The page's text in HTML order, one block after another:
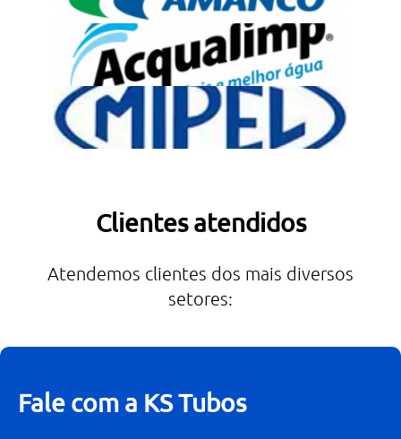
Clientes atendidos
Atendemos clientes dos mais diversos
setores:
Fale com a KS Tubos